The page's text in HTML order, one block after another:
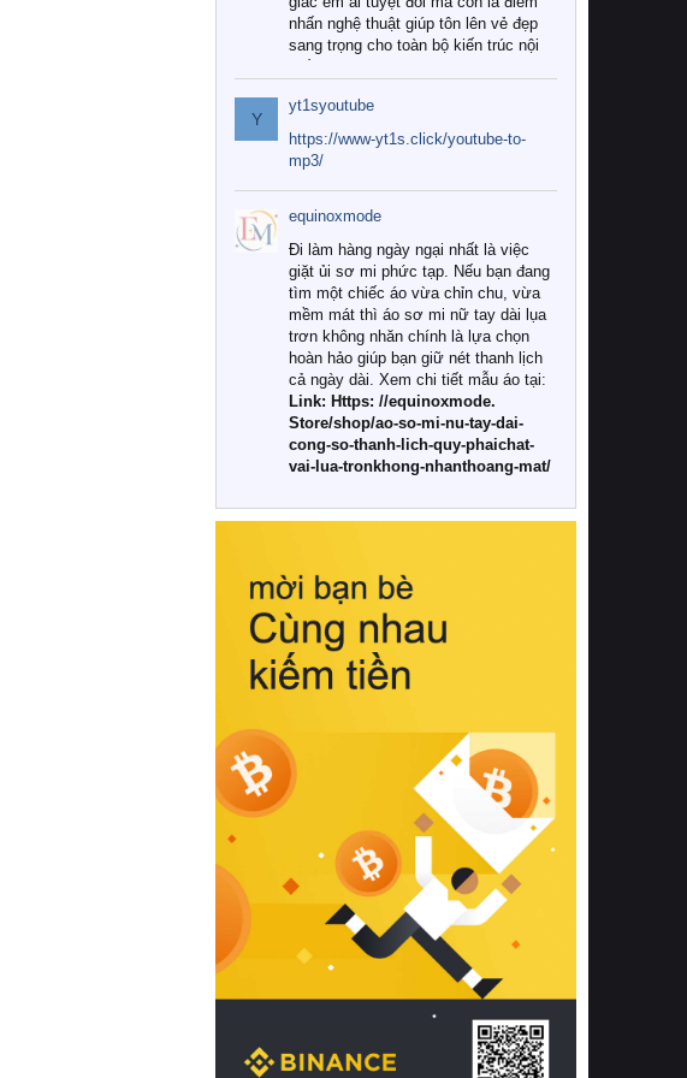
nhấn nghệ thuật giúp tôn lên vẻ đẹp
sang trọng cho toàn bộ kiến trúc nội
Tuy nhiên, giữa thị trường đa dạng
với vô vàn thương hiệu và mẫu mã
như hiện nay, làm thế nào để chọn
được những bộ chăn ga gối đệm cao
cấp thực sự chất lượng, phù hợp với
khí hậu và nhu cầu sử dụng của gia
đình? Hãy cùng chúng tôi đi tìm lời
giải đáp chi tiết qua bài viết dưới đây.
1. Tại sao các gia đình hiện đại lại ưa
chuộng chăn ga gối đệm cao cấp?
Khác với các dòng sản phẩm thông
thường, những bộ chăn ga gối đệm
cao cấp trải qua quy trình sản xuất
nghiêm ngặt từ khâu chọn lọc nguyên
liệu tự nhiên đến công nghệ dệt
nhuộm hiện đại không chứa hóa chất
này, bạn sẽ cảm nhận rõ rệt sự khác
hồi chuẩn xác của phần đệm nâng đỡ
cột sống.
Bên cạnh đó, việc lựa chọn các dòng
sản phẩm đạt chuẩn chất lượng quốc
tế còn giúp ngăn ngừa tình trạng kích
khuẩn và nấm mốc trong điều kiện
thời tiết nóng ẩm. Bạn có thể tìm hiểu
thêm các nghiên cứu khoa học về tác
động của giấc ngủ và môi trường
phòng ngủ đối với sức khỏe con
người tại Sleep Foundation (External
Link) để có cái nhìn toàn diện hơn.
2. Các tiêu chí vàng khi lựa chọn
chăn ga gối đệm cao cấp cho phòng
ngủ
Để sở hữu một bộ chăn ga gối đệm
cao cấp hoàn hảo cả về thẩm mỹ lẫn
công năng, người tiêu dùng cần cân
nhắc kỹ lưỡng các tiêu chí quan trọng
Y
yt1syoutube
https://www-yt1s.click/youtube-to-
mp3/
equinoxmode
Đi làm hàng ngày ngại nhất là việc
giặt ủi sơ mi phức tạp. Nếu bạn đang
tìm một chiếc áo vừa chỉn chu, vừa
mềm mát thì áo sơ mi nữ tay dài lụa
trơn không nhăn chính là lựa chọn
hoàn hảo giúp bạn giữ nét thanh lịch
cả ngày dài. Xem chi tiết mẫu áo tại:
Link: Https: //equinoxmode.
Store/shop/ao-so-mi-nu-tay-dai-
cong-so-thanh-lich-quy-phaichat-
vai-lua-tronkhong-nhanthoang-mat/